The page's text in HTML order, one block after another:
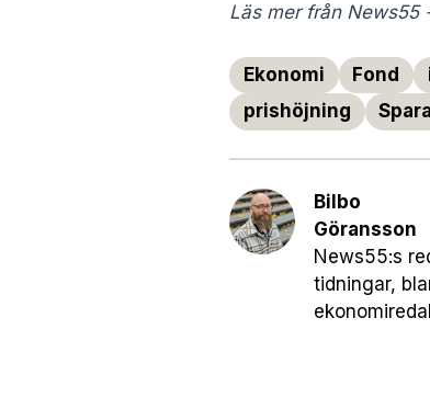
Läs mer från
Ekonomi Fond
prishöjning
Bilbo
Göransson
News55:s
tidningar,